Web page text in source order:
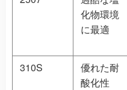
化物環境
に最適
310S
優れた耐
酸化性